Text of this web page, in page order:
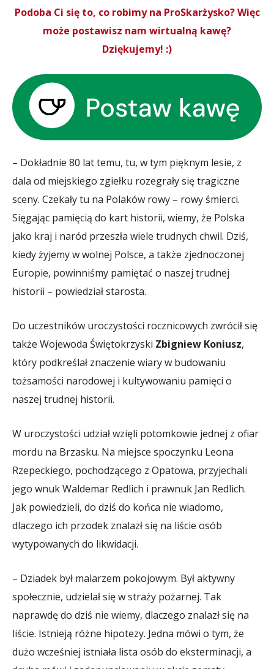
Podoba Ci się to, co robimy na ProSkarżysko? Więc
może postawisz nam wirtualną kawę?
Dziękujemy! :)
– Dokładnie 80 lat temu, tu, w tym pięknym lesie, z
dala od miejskiego zgiełku rozegrały się tragiczne
sceny. Czekały tu na Polaków rowy – rowy śmierci.
Sięgając pamięcią do kart historii, wiemy, że Polska
jako kraj i naród przeszła wiele trudnych chwil. Dziś,
kiedy żyjemy w wolnej Polsce, a także zjednoczonej
Europie, powinniśmy pamiętać o naszej trudnej
historii – powiedział starosta.
Do uczestników uroczystości rocznicowych zwrócił się
także Wojewoda Świętokrzyski Zbigniew Koniusz,
który podkreślał znaczenie wiary w budowaniu
tożsamości narodowej i kultywowaniu pamięci o
naszej trudnej historii.
W uroczystości udział wzięli potomkowie jednej z ofiar
mordu na Brzasku. Na miejsce spoczynku Leona
Rzepeckiego, pochodzącego z Opatowa, przyjechali
jego wnuk Waldemar Redlich i prawnuk Jan Redlich.
Jak powiedzieli, do dziś do końca nie wiadomo,
dlaczego ich przodek znalazł się na liście osób
wytypowanych do likwidacji.
– Dziadek był malarzem pokojowym. Był aktywny
społecznie, udzielał się w straży pożarnej. Tak
naprawdę do dziś nie wiemy, dlaczego znalazł się na
liście. Istnieją różne hipotezy. Jedna mówi o tym, że
dużo wcześniej istniała lista osób do eksterminacji, a